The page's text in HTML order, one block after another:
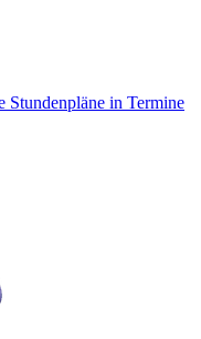
Stundenpläne in Termine